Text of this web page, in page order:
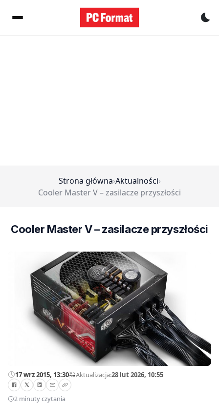
Strona główna›Aktualności›
Cooler Master V – zasilacze przyszłości
Cooler Master V – zasilacze przyszłości
17 wrz 2015, 13:30—Aktualizacja:28 lut 2026, 10:55
2 minuty czytania